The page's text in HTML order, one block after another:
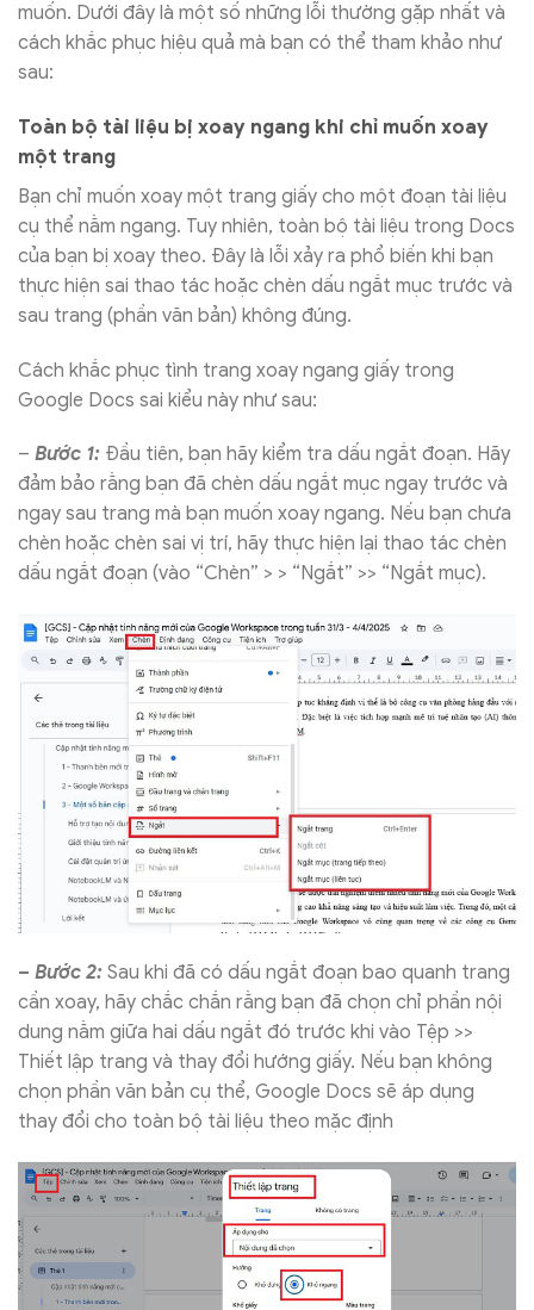
muốn. Dưới đây là một số những lỗi thường gặp nhất và
cách khắc phục hiệu quả mà bạn có thể tham khảo như
sau:
Toàn bộ tài liệu bị xoay ngang khi chỉ muốn xoay
một trang
Bạn chỉ muốn xoay một trang giấy cho một đoạn tài liệu
cụ thể nằm ngang. Tuy nhiên, toàn bộ tài liệu trong Docs
của bạn bị xoay theo. Đây là lỗi xảy ra phổ biến khi bạn
thực hiện sai thao tác hoặc chèn dấu ngắt mục trước và
sau trang (phần văn bản) không đúng.
Cách khắc phục tình trang xoay ngang giấy trong
Google Docs sai kiểu này như sau:
– Bước 1: Đầu tiên, bạn hãy kiểm tra dấu ngắt đoạn. Hãy
đảm bảo rằng bạn đã chèn dấu ngắt mục ngay trước và
ngay sau trang mà bạn muốn xoay ngang. Nếu bạn chưa
chèn hoặc chèn sai vị trí, hãy thực hiện lại thao tác chèn
dấu ngắt đoạn (vào “Chèn” > > “Ngắt” >> “Ngắt mục).
– Bước 2: Sau khi đã có dấu ngắt đoạn bao quanh trang
cần xoay, hãy chắc chắn rằng bạn đã chọn chỉ phần nội
dung nằm giữa hai dấu ngắt đó trước khi vào Tệp >>
Thiết lập trang và thay đổi hướng giấy. Nếu bạn không
chọn phần văn bản cụ thể, Google Docs sẽ áp dụng
thay đổi cho toàn bộ tài liệu theo mặc định